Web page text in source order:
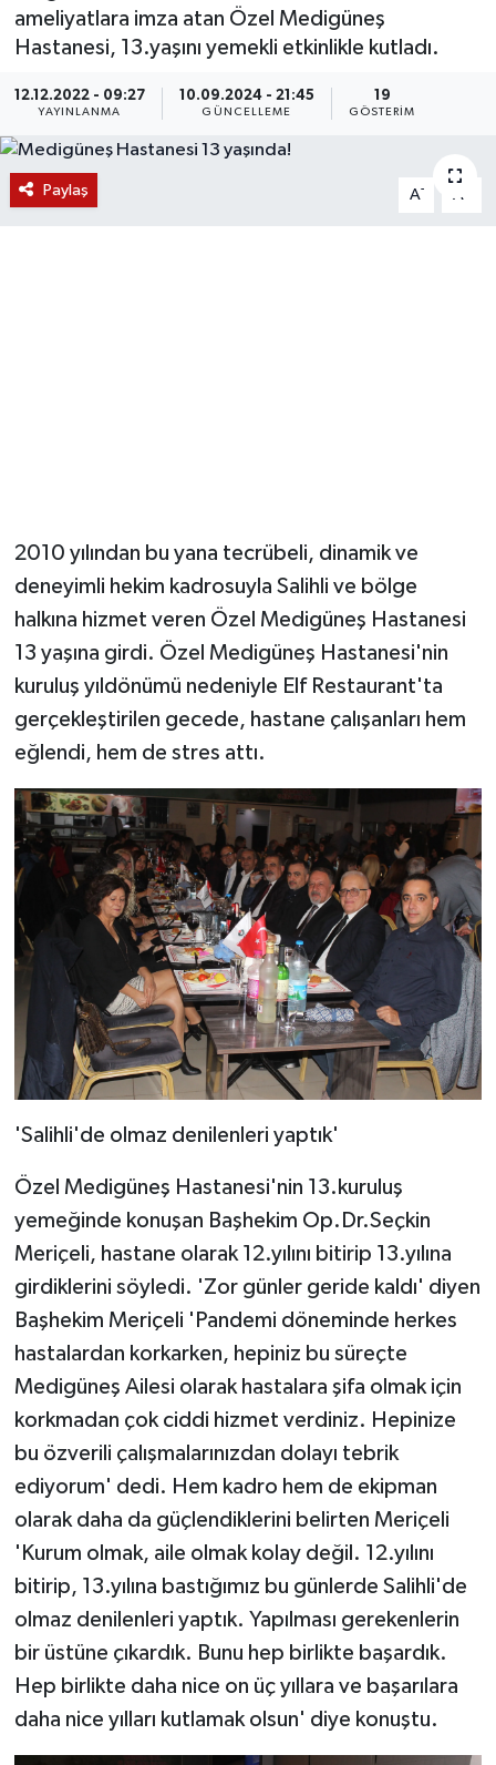
ameliyatlara imza atan Özel Medigüneş
Hastanesi, 13.yaşını yemekli etkinlikle kutladı.
12.12.2022 - 09:27
YAYINLANMA
10.09.2024 - 21:45
GÜNCELLEME
19
GÖSTERIM
Paylaş A- A
2010 yılından bu yana tecrübeli, dinamik ve
deneyimli hekim kadrosuyla Salihli ve bölge
halkına hizmet veren Özel Medigüneş Hastanesi
13 yaşına girdi. Özel Medigüneş Hastanesi'nin
kuruluş yıldönümü nedeniyle Elf Restaurant'ta
gerçekleştirilen gecede, hastane çalışanları hem
eğlendi, hem de stres attı.
'Salihli'de olmaz denilenleri yaptık'
Özel Medigüneş Hastanesi'nin 13.kuruluş
yemeğinde konuşan Başhekim Op.Dr.Seçkin
Meriçeli, hastane olarak 12.yılını bitirip 13.yılına
girdiklerini söyledi. 'Zor günler geride kaldı' diyen
Başhekim Meriçeli 'Pandemi döneminde herkes
hastalardan korkarken, hepiniz bu süreçte
Medigüneş Ailesi olarak hastalara şifa olmak için
korkmadan çok ciddi hizmet verdiniz. Hepinize
bu özverili çalışmalarınızdan dolayı tebrik
ediyorum' dedi. Hem kadro hem de ekipman
olarak daha da güçlendiklerini belirten Meriçeli
'Kurum olmak, aile olmak kolay değil. 12.yılını
bitirip, 13.yılına bastığımız bu günlerde Salihli'de
olmaz denilenleri yaptık. Yapılması gerekenlerin
bir üstüne çıkardık. Bunu hep birlikte başardık.
Hep birlikte daha nice on üç yıllara ve başarılara
daha nice yılları kutlamak olsun' diye konuştu.
KÜLTÜR SANAT
YAŞAM
LIFE
SARIGÖL
SARUHANLI
SELENDİ
KIRKAĞAÇ
KÖPRÜBAŞI
KULA
SALİHLİ
SARIGÖL
YUNUSEMRE
EKONOMİ
EĞİTİM
KÜLTÜR SANAT
SPOR
MANİSA'YI KEŞFET
TÜRKİYE'DE TREND HABERLER
ÖZEL HABER